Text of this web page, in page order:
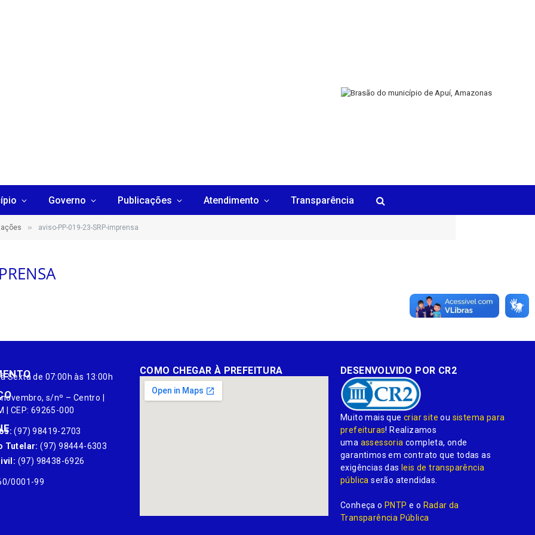
Governo Publicações Atendimento Transparência
» aviso-PP-019-23-SRP-imprensa
Sexta de 07:00h às 13:00h
s/nº – Centro |
| CEP: 69265-000
(97) 98419-2703
Tutelar: (97) 98444-6303
(97) 98438-6926
0001-99
COMO CHEGAR À PREFEITURA DESENVOLVIDO POR CR2
Muito mais quecriar site ou sistema para
prefeituras! Realizamos
uma assessoria completa, onde
garantimos em contrato que todas as
exigências dasleis de transparência
pública serão atendidas.
Conheça oPNTP e o Radar da
Transparência Pública